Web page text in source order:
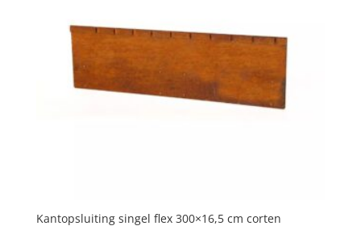
Kantopsluiting singel flex 300×16,5 cm corten